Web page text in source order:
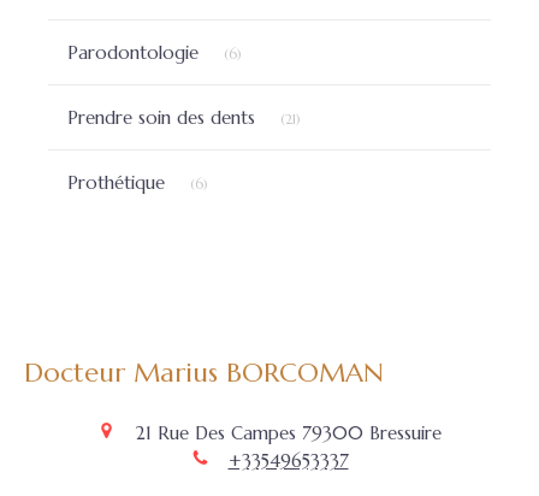
Parodontologie (6)
Prendre soin des dents (21)
Prothétique (6)
Docteur Marius BORCOMAN
21 Rue Des Campes 79300 Bressuire
+33549653337